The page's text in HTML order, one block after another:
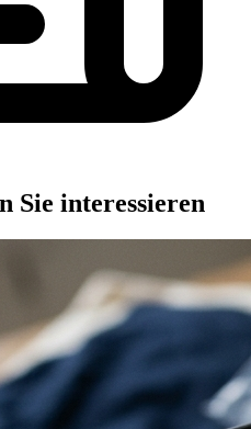
Sie interessieren